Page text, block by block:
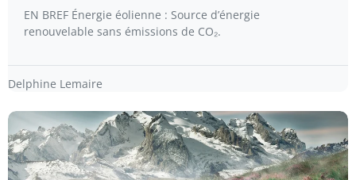
EN BREF Énergie éolienne : Source d’énergie
renouvelable sans émissions de CO₂.
Delphine Lemaire